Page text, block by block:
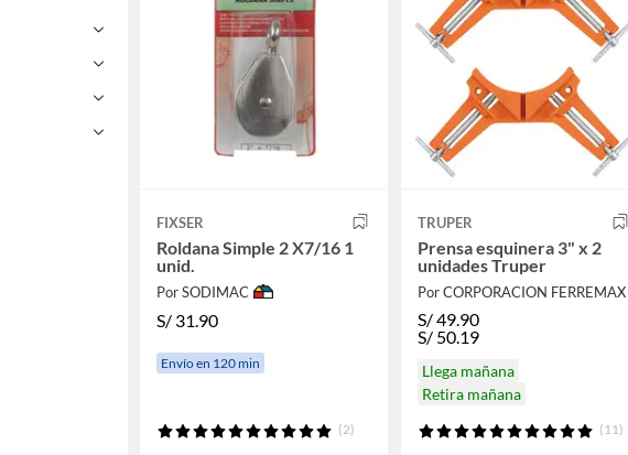
FIXSER
Roldana Simple 2 X7/16 1
unid.
Por SODIMAC
S/ 31.90
Envío en 120 min
(2)
TRUPER
Prensa esquinera 3" x 2
unidades Truper
Por CORPORACION FERREMAX
S/49.90
S/ 50.19
Llega mañana
Retira mañana
(11)